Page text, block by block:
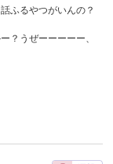
ふるやつがいんの？
？うぜーーーーー、